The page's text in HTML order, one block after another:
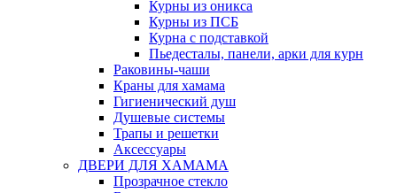
Курны из оникса
Курны из ПСБ
Курна с подставкой
Пьедесталы, панели, арки для курн
Раковины-чаши
Краны для хамама
Гигиенический душ
Душевые системы
Трапы и решетки
Аксессуары
ДВЕРИ ДЛЯ ХАМАМА
Прозрачное стекло